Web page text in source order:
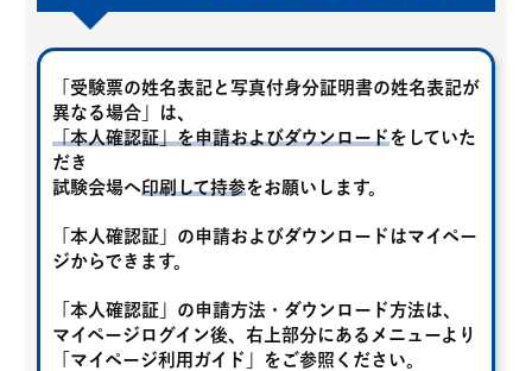
「受験票の姓名表記と写真付身分証明書の姓名表記が
異なる場合」は、
「本人確認証」を申請およびダウンロードをしていた
だき
試験会場へ印刷して持参をお願いします。
「本人確認証」の申請およびダウンロードはマイペー
ジからできます。
「本人確認証」の申請方法・ダウンロード方法は、
マイページログイン後、右上部分にあるメニューより
「マイページ利用ガイド」をご参照ください。